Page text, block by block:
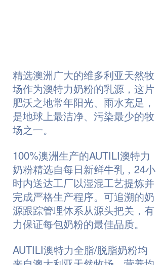
精选澳洲广大的维多利亚天然牧
场作为澳特力奶粉的乳源，这片
肥沃之地常年阳光、雨水充足，
是地球上最洁净、污染最少的牧
场之一。
100%澳洲生产的AUTILI澳特力
奶粉精选自每日新鲜牛乳，24小
时内送达工厂以湿混工艺提炼并
完成严格生产程序。可追溯的奶
源跟踪管理体系从源头把关，有
力保证每包奶粉的最佳品质。
AUTILI澳特力全脂/脱脂奶粉均